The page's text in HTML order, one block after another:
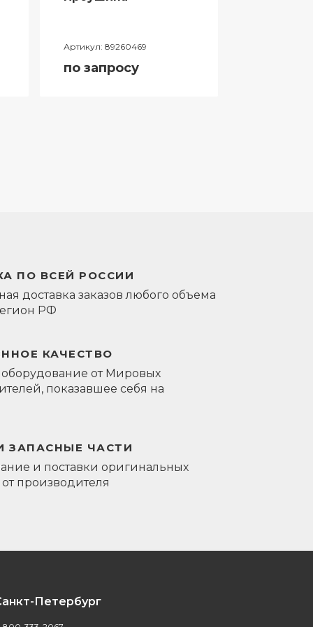
Артикул: 89260469
по запросу
ПО ВСЕЙ РОССИИ
доставка заказов любого объема
РФ
КАЧЕСТВО
оборудование от Мировых
показавшее себя на
ЗАПАСНЫЕ ЧАСТИ
и поставки оригинальных
от производителя
Петербург